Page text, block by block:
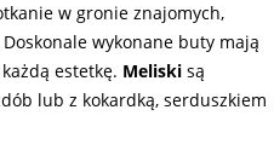
w gronie znajomych,
wykonane buty mają
estetkę. Meliski są
lub z kokardką, serduszkiem